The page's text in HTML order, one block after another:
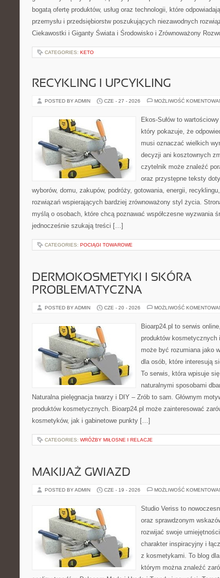
bogatą ofertę produktów, usług oraz technologii, które
przemysłu i przedsiębiorstw poszukujących niezawodnych
Ciekawostki i Giganty Świata i Środowisko i Zrównoważony
CATEGORIES: KETO
RECYKLING I UPCYKLING
POSTED BY ADMIN CZE - 27 - 2026 MOŻLIWOŚĆ
Ekos-Sułów to
który pokazuje, że
musi oznaczać wielkich
decyzji ani kosztownych
czytelnik może znaleźć
oraz przystępne teksty
wyborów, domu, zakupów, podróży, gotowania, energii,
rozwiązań wspierających bardziej zrównoważony styl życia.
myślą o osobach, które chcą poznawać współczesne wyzwania
jednocześnie szukają treści […]
CATEGORIES: POCIĄGI TOWAROWE
DERMOKOSMETYKI I SKÓRA
PROBLEMATYCZNA
POSTED BY ADMIN CZE - 20 - 2026 MOŻLIWOŚĆ
Bioarp24.pl to serwis
produktów kosmetycznych
może być rozumiana jako
dla osób, które interesują
To serwis, która wpisuje
naturalnymi sposobami
Naturalna pielęgnacja twarzy i DIY – Zrób to sam. Głównym
produktów kosmetycznych. Bioarp24.pl może zainteresować
kosmetyków, jak i gabinetowe punkty […]
CATEGORIES: WRÓŻBY MIŁOSNE I RELACJE
MAKIJAŻ GWIAZD
POSTED BY ADMIN CZE - 19 - 2026 MOŻLIWOŚĆ
Studio Veriss to
oraz sprawdzonym
rozwijać swoje
charakter inspiracyjny i
z kosmetykami. To blog
którym można znaleźć